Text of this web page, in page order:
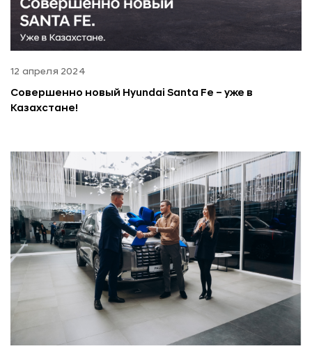
12 апреля 2024
Совершенно новый Hyundai Santa Fe – уже в
Казахстане!